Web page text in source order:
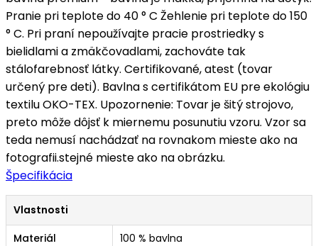
Pranie pri teplote do 40 ° C Žehlenie pri teplote do 150
° C. Pri praní nepoužívajte pracie prostriedky s
bielidlami a zmäkčovadlami, zachováte tak
stálofarebnosť látky. Certifikované, atest (tovar
určený pre deti). Bavlna s certifikátom EU pre ekológiu
textilu OKO-TEX. Upozornenie: Tovar je šitý strojovo,
preto môže dôjsť k miernemu posunutiu vzoru. Vzor sa
teda nemusí nachádzať na rovnakom mieste ako na
fotografii.stejné mieste ako na obrázku.
Špecifikácia
Vlastnosti
Materiál
100 % bavlna